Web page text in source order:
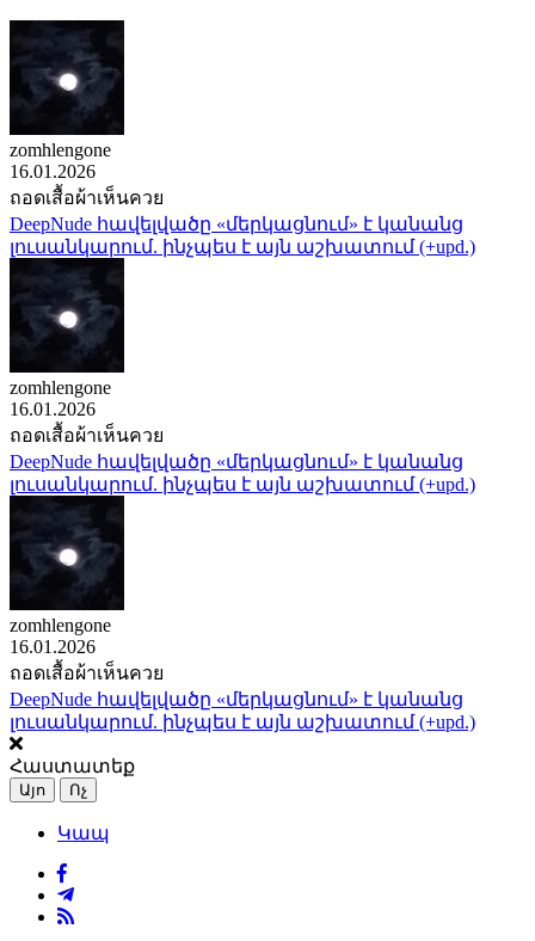
zomhlengone
16.01.2026
ถอดเสื้อผ้าเห็นควย
DeepNude հավելվածը «մերկացնում» է կանանց
լուսանկարում. ինչպես է այն աշխատում (+upd.)
zomhlengone
16.01.2026
ถอดเสื้อผ้าเห็นควย
DeepNude հավելվածը «մերկացնում» է կանանց
լուսանկարում. ինչպես է այն աշխատում (+upd.)
zomhlengone
16.01.2026
ถอดเสื้อผ้าเห็นควย
DeepNude հավելվածը «մերկացնում» է կանանց
լուսանկարում. ինչպես է այն աշխատում (+upd.)
Հաստատեք
Այո Ոչ
Կապ